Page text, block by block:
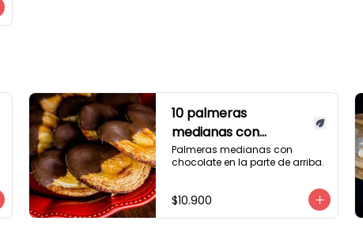
10 palmeras
medianas con
chocolate
Palmeras medianas con
chocolate en la parte de arriba.
$10.900